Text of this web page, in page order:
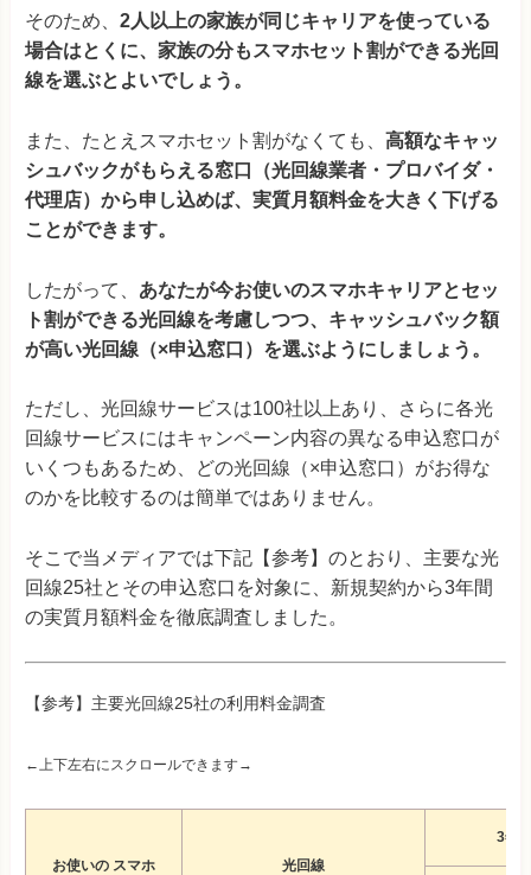
そのため、 2人以上の家族が同じキャリアを使っている
場合はとくに、家族の分もスマホセット割ができる光回
線を選ぶとよいでしょう。
また、たとえスマホセット割がなくても、 高額なキャッ
シュバックがもらえる窓口（光回線業者・プロバイダ・
代理店）から申し込めば、実質月額料金を大きく下げる
ことができます。
したがって、 あなたが今お使いのスマホキャリアとセッ
ト割ができる光回線を考慮しつつ、キャッシュバック額
が高い光回線（×申込窓口）を選ぶようにしましょう。
ただし、光回線サービスは100社以上あり、さらに各光
回線サービスにはキャンペーン内容の異なる申込窓口が
いくつもあるため、どの光回線（×申込窓口）がお得な
のかを比較するのは簡単ではありません。
そこで当メディアでは下記【参考】のとおり、主要な光
回線25社とその申込窓口を対象に、新規契約から3年間
の実質月額料金を徹底調査しました。
【参考】主要光回線25社の利用料金調査
←上下左右にスクロールできます→
お使いの スマホ 光回線
3年